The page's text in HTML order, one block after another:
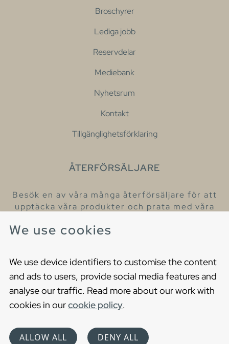
We use cookies
We use device identifiers to customise the content
and ads to users, provide social media features and
analyse our traffic. Read more about our work with
cookies in ourcookie policy.
ALLOW ALL DENY ALL
Broschyrer
Lediga jobb
Reservdelar
Mediebank
Nyhetsrum
Kontakt
Tillgänglighetsförklaring
ÅTERFÖRSÄLJARE
Besök en av våra många återförsäljare för att
upptäcka våra produkter och prata med våra
Cookies
Privacy statement